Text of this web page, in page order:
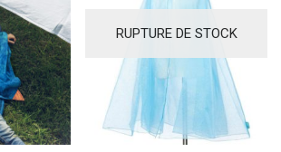
RUPTURE DE STOCK